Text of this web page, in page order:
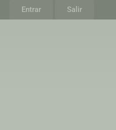
Entrar Salir